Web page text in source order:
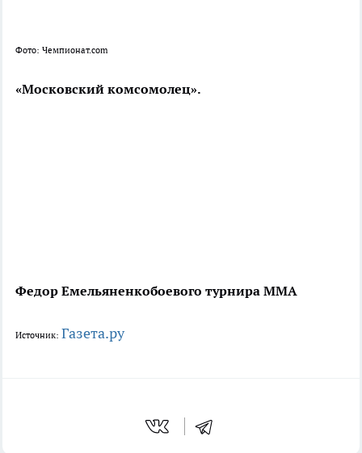
Фото: Чемпионат.com
«Московский комсомолец».
Федор Емельяненкобоевого турнира ММА
Источник: Газета.ру